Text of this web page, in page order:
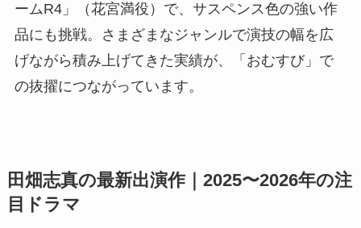
ームR4」（花宮満役）で、サスペンス色の強い作
品にも挑戦。さまざまなジャンルで演技の幅を広
げながら積み上げてきた実績が、「おむすび」で
の抜擢につながっています。
田畑志真の最新出演作｜2025〜2026年の注
目ドラマ